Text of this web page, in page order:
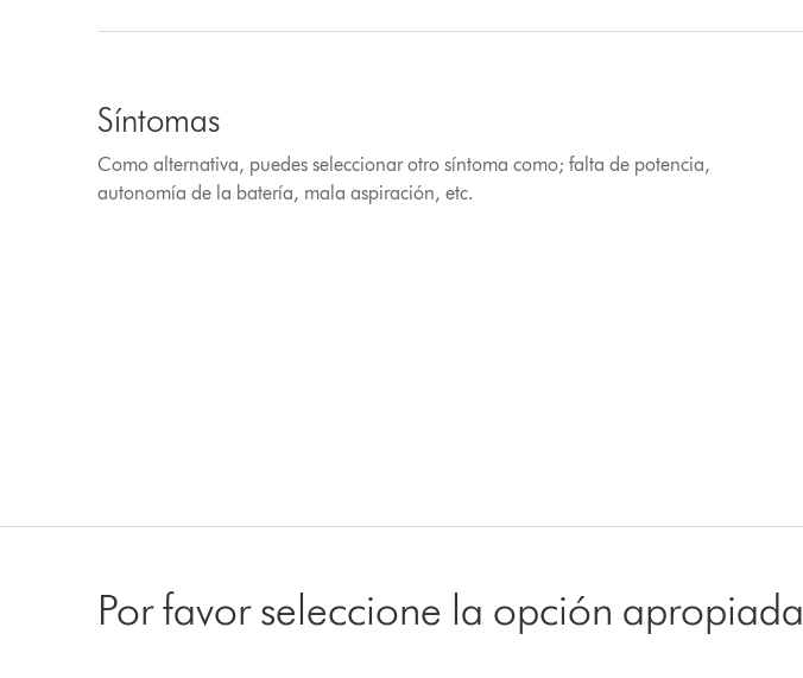
Síntomas
Como alternativa, puedes seleccionar otro síntoma como; falta de potencia,
autonomía de la batería, mala aspiración, etc.
Por favor seleccione la opción apropiada